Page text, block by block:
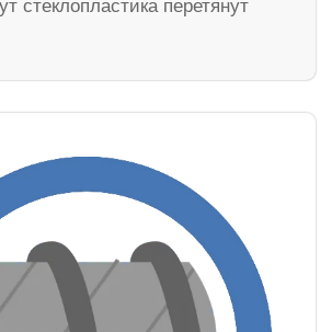
стеклопластика перетянут